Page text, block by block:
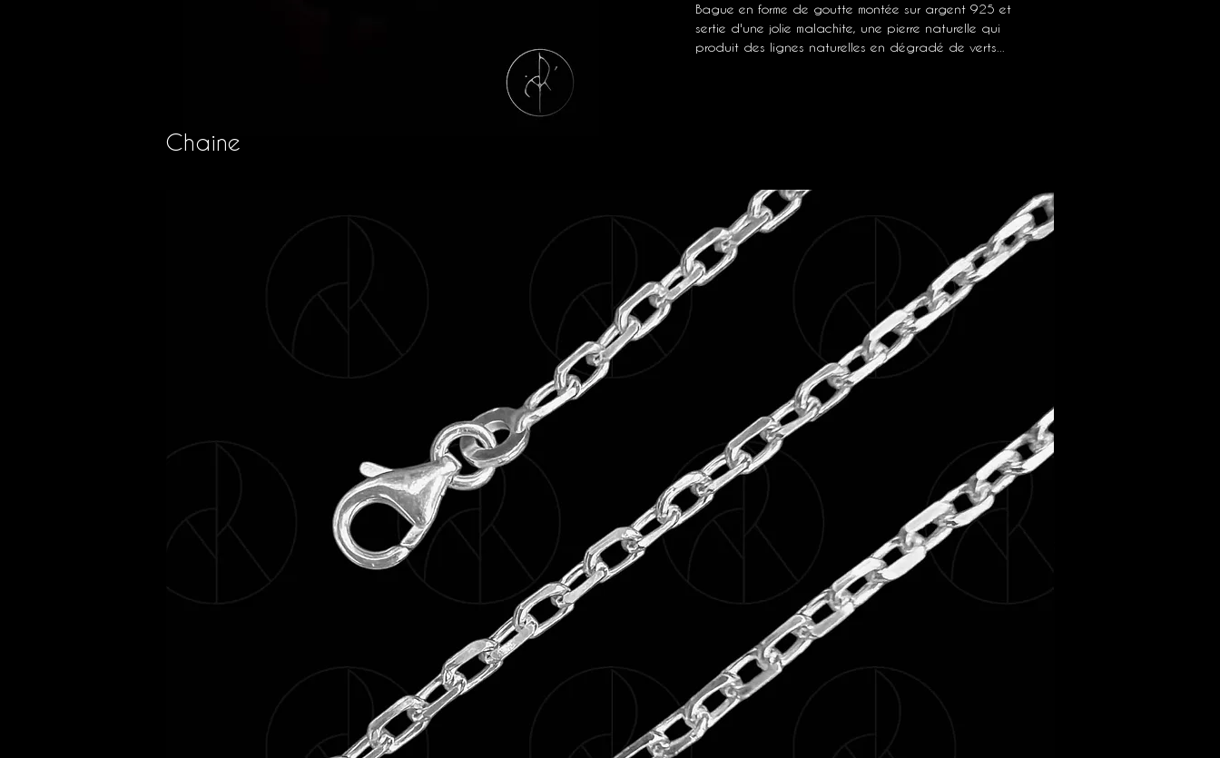
Bague en forme de goutte montée sur argent 925 et
sertie d'une jolie malachite, une pierre naturelle qui
produit des lignes naturelles en dégradé de verts...
Chaine